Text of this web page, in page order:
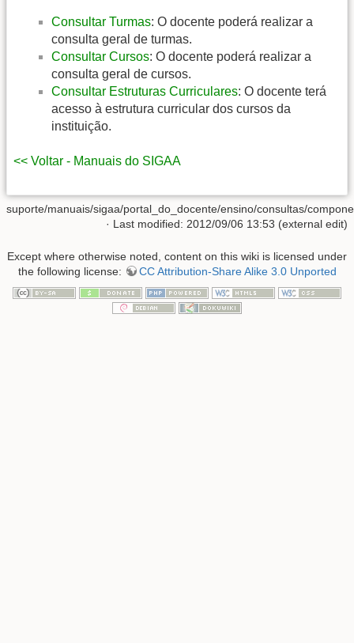
Consultar Turmas: O docente poderá realizar a
consulta geral de turmas.
Consultar Cursos: O docente poderá realizar a
consulta geral de cursos.
Consultar Estruturas Curriculares: O docente terá
acesso à estrutura curricular dos cursos da
instituição.
<< Voltar - Manuais do SIGAA
suporte/manuais/sigaa/portal_do_docente/ensino/consultas/
· Last modified: 2012/09/06 13:53 (external edit)
Except where otherwise noted, content on this wiki is licensed under
the following license:
CC Attribution-Share Alike 3.0 Unported